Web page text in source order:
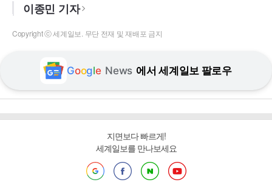
이종민 기자
Copyright ⓒ 세계일보. 무단 전재 및 재배포 금지
Google News 에서 세계일보 팔로우
지면보다 빠르게!
세계일보를 만나보세요